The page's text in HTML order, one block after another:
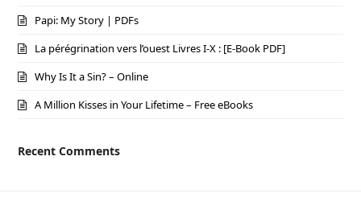
Papi: My Story | PDFs
La pérégrination vers l’ouest Livres I-X : [E-Book PDF]
Why Is It a Sin? – Online
A Million Kisses in Your Lifetime – Free eBooks
Recent Comments